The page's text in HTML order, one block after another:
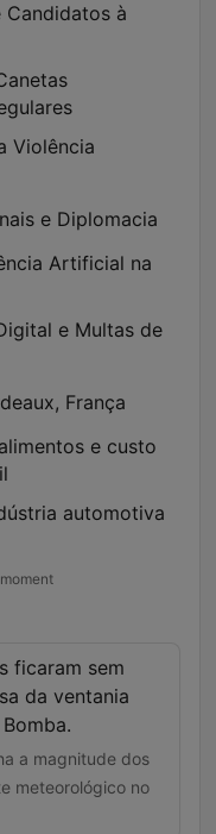
Candidatos à
Violência
e Diplomacia
Artificial na
e Multas de
França
e custo
automotiva
ficaram sem
da ventania
a magnitude dos
meteorológico no